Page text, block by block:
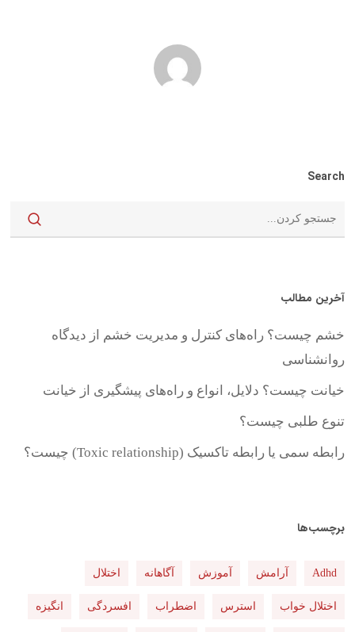
Search
آخرین مطالب
خشم چیست؟ راه‌های کنترل و مدیریت خشم از دیدگاه
روانشناسی
خیانت چیست؟ دلایل، انواع و راه‌های پیشگیری از خیانت
تنوع طلبی چیست؟
رابطه سمی یا رابطه تاکسیک (Toxic relationship) چیست؟
برچسب‌ها
Adhd آرامش آموزش آگاهانه اختلال
اختلال خواب استرس اضطراب افسردگی انگیزه